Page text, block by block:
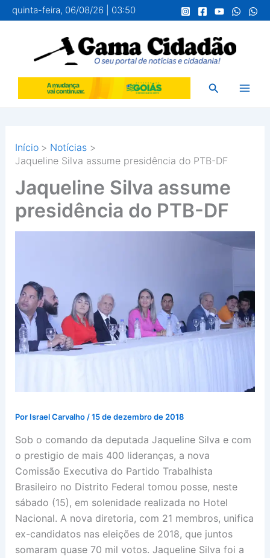
para
conteúdo
quinta-feira, 06/08/26 | 03:50
Pesquisar
Início
Notícias
Jaqueline Silva assume presidência do PTB-DF
Jaqueline Silva assume
presidência do PTB-DF
Por Israel Carvalho /15 de dezembro de 2018
Sob o comando da deputada Jaqueline Silva e com
o prestigio de mais 400 lideranças, a nova
Comissão Executiva do Partido Trabalhista
Brasileiro no Distrito Federal tomou posse, neste
sábado (15), em solenidade realizada no Hotel
Nacional. A nova diretoria, com 21 membros, unifica
ex-candidatos nas eleições de 2018, que juntos
somaram quase 70 mil votos. Jaqueline Silva foi a